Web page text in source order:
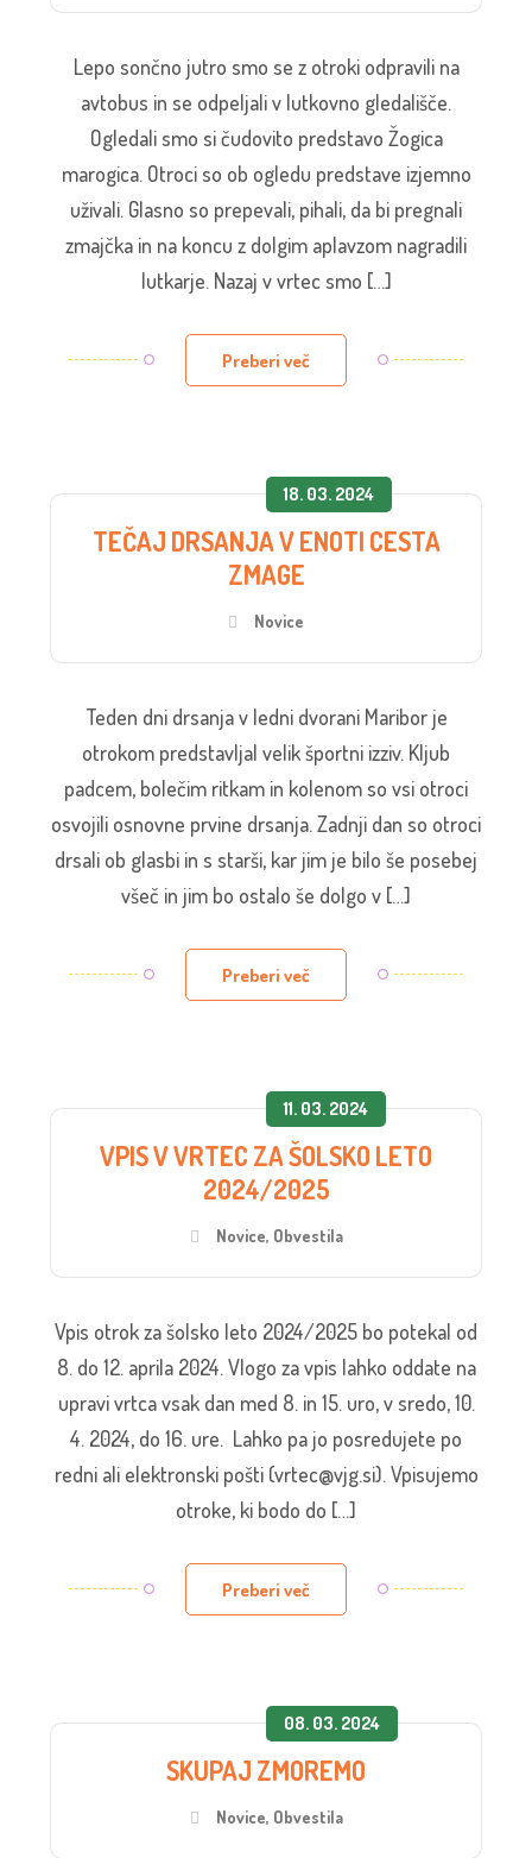
Lepo sončno jutro smo se z otroki odpravili na
avtobus in se odpeljali v lutkovno gledališče.
Ogledali smo si čudovito predstavo Žogica
marogica. Otroci so ob ogledu predstave izjemno
uživali. Glasno so prepevali, pihali, da bi pregnali
zmajčka in na koncu z dolgim aplavzom nagradili
lutkarje. Nazaj v vrtec smo […]
Preberi več
18. 03. 2024
TEČAJ DRSANJA V ENOTI CESTA
ZMAGE
Novice
Teden dni drsanja v ledni dvorani Maribor je
otrokom predstavljal velik športni izziv. Kljub
padcem, bolečim ritkam in kolenom so vsi otroci
osvojili osnovne prvine drsanja. Zadnji dan so otroci
drsali ob glasbi in s starši, kar jim je bilo še posebej
všeč in jim bo ostalo še dolgo v […]
Preberi več
11. 03. 2024
VPIS V VRTEC ZA ŠOLSKO LETO
2024/2025
Novice, Obvestila
Vpis otrok za šolsko leto 2024/2025 bo potekal od
8. do 12. aprila 2024. Vlogo za vpis lahko oddate na
upravi vrtca vsak dan med 8. in 15. uro, v sredo, 10.
4. 2024, do 16. ure. Lahko pa jo posredujete po
redni ali elektronski pošti (vrtec@vjg.si). Vpisujemo
otroke, ki bodo do […]
Preberi več
08. 03. 2024
SKUPAJ ZMOREMO
Novice, Obvestila